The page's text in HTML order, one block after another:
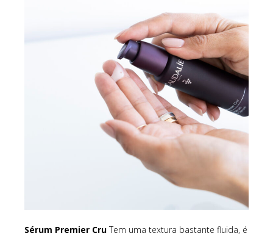
Sérum Premier CruTem uma textura bastante fluida, é